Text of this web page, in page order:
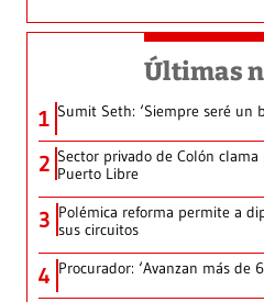
Últimas
1 Sumit Seth: ‘Siempre seré un
2 Sector privado de Colón
Puerto Libre
3 Polémica reforma permite a
sus circuitos
4 Procurador: ‘Avanzan más de